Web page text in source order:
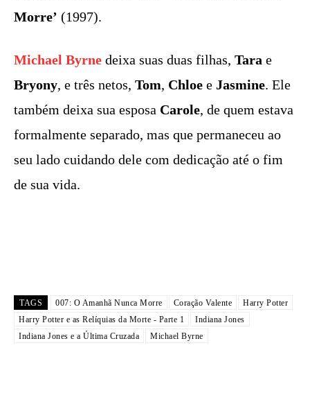
Morre’ (1997).
Michael Byrne deixa suas duas filhas, Tara e
Bryony, e três netos, Tom, Chloe e Jasmine. Ele
também deixa sua esposa Carole, de quem estava
formalmente separado, mas que permaneceu ao
seu lado cuidando dele com dedicação até o fim
de sua vida.
TAGS 007: O Amanhã Nunca Morre Coração Valente
Harry Potter
Harry Potter e as Relíquias da Morte - Parte 1
Indiana Jones
Indiana Jones e a Última Cruzada
Michael Byrne